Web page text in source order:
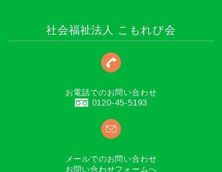
社会福祉法人 こもれび会
お電話でのお問い合わせ
0120-45-5193
メールでのお問い合わせ
お問い合わせフォームへ